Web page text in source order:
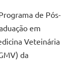
de Pós-
em
Veteinária
da